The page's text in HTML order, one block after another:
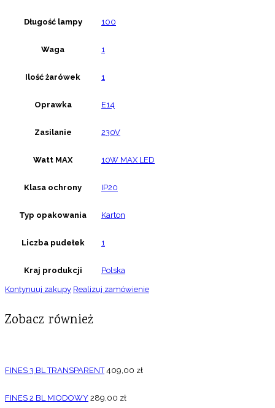
Długość lampy 100
Waga 1
Ilość żarówek 1
Oprawka E14
Zasilanie 230V
Watt MAX 10W MAX LED
Klasa ochrony IP20
Typ opakowania Karton
Liczba pudełek 1
Kraj produkcji Polska
Kontynuuj zakupy Realizuj zamówienie
Zobacz również
FINES 3 BL TRANSPARENT 409,00 zł
FINES 2 BL MIODOWY 289,00 zł